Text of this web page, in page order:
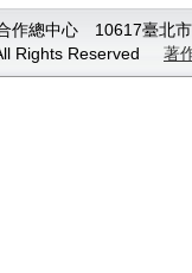
作總中心 10617臺
Rights Reserved 著